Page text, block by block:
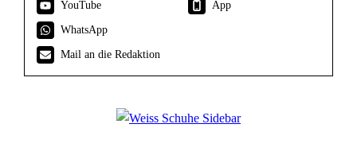
YouTube
App
WhatsApp
Mail an die Redaktion